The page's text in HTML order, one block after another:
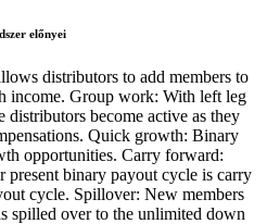
előnyei
distributors to add members to
income. Group work: With left leg
become active as they
Quick growth: Binary
opportunities. Carry forward:
present binary payout cycle is carry
cycle. Spillover: New members
spilled over to the unlimited down